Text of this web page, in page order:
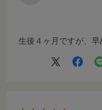
生後４ヶ月ですが、早